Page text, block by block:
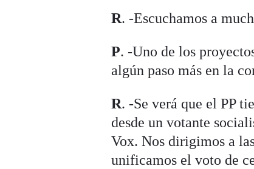
R. -Escuchamos a
P. -Uno de los
algún paso más en la
R. -Se verá que el PP
desde un votante
Vox. Nos dirigimos a
unificamos el voto de